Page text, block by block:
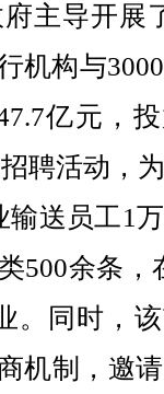
主导开展
机构与
亿元，
聘活动，
输送员工1
500余条，
。同时，
机制，邀